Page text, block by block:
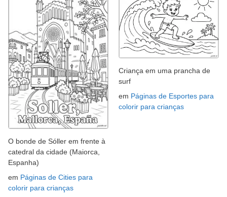
O bonde de Sóller em frente à
catedral da cidade (Maiorca,
Espanha)
em Páginas de Cities para
colorir para crianças
Criança em uma prancha de
surf
em Páginas de Esportes para
colorir para crianças